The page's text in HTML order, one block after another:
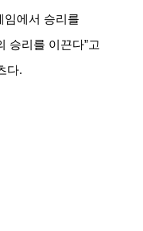
임에서 승리를
승리를 이끈다”고
다.